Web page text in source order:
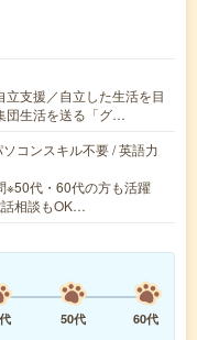
支援／自立した生活を目
団生活を送る「グ…
コンスキル不要 / 英語力
※50代・60代の方も活躍
相談もOK…
50代
60代